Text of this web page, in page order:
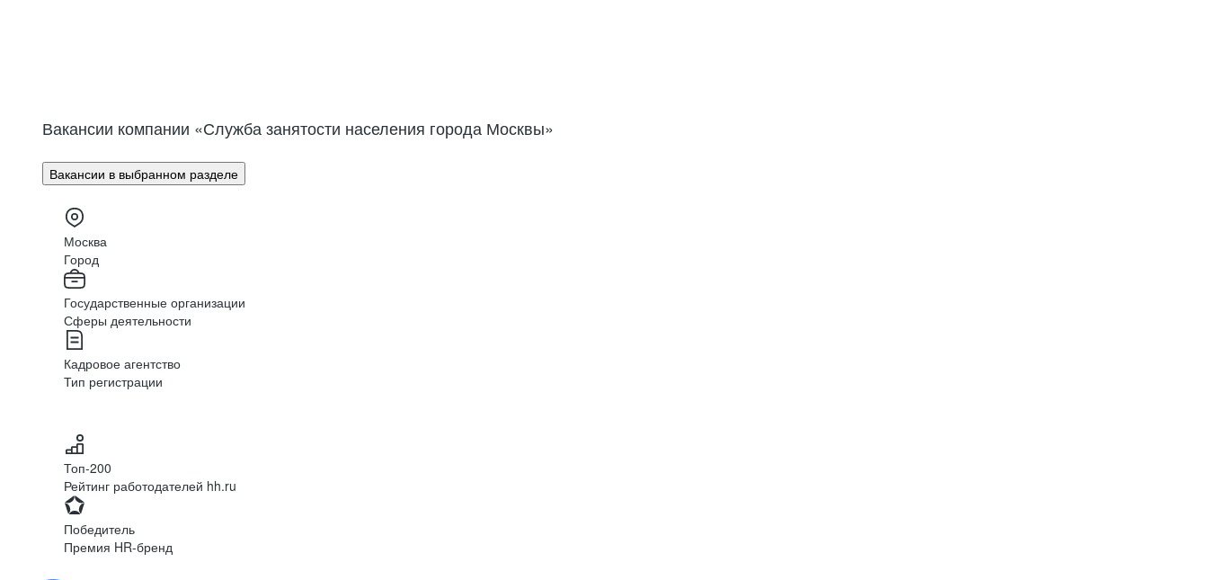
Вакансии компании «Служба занятости населения города Москвы»
Вакансии в выбранном разделе
Москва
Город
Государственные организации
Сферы деятельности
Кадровое агентство
Тип регистрации
Топ-200
Рейтинг работодателей hh.ru
Победитель
Премия HR-бренд